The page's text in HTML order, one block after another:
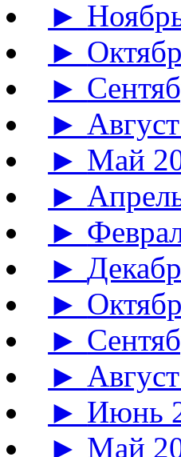
►
►
►
►
► Май
►
►
►
►
►
►
► Июнь
► Май